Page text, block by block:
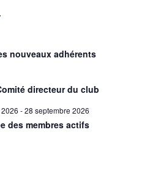
nouveaux adhérents
directeur du club
-28 septembre 2026
des membres actifs